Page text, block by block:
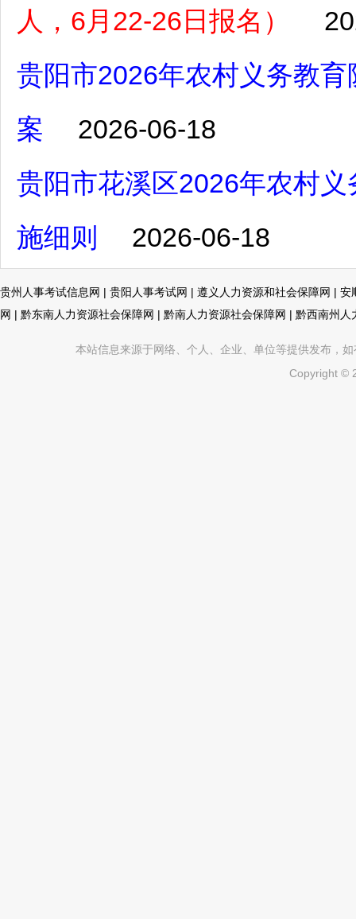
人，6月22-26日报名）
贵阳市2026年农村义务教
案
2026-06-18
贵阳市花溪区2026年农村
施细则
2026-06-18
贵州人事考试信息网 | 贵阳人事考试网 | 遵义人力资源和社会保障网 | 安
网 | 黔东南人力资源社会保障网 | 黔南人力资源社会保障网 | 黔西南州人
本站信息来源于网络、个人、企业、单位等提供发布，
Copyright ©